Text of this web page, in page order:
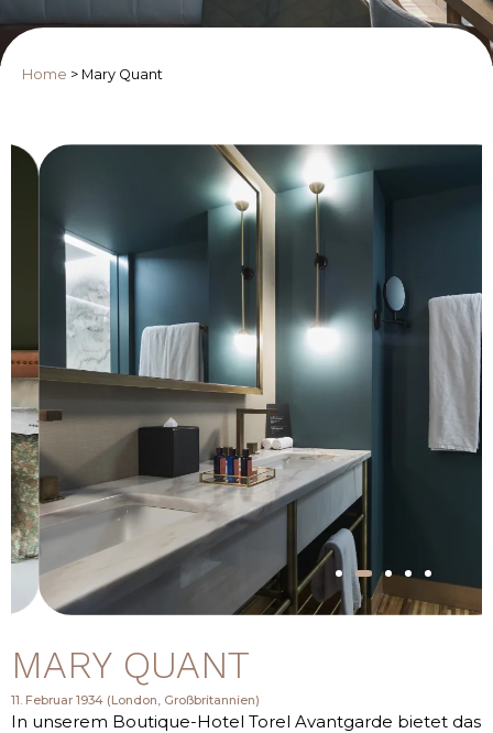
Home > Mary Quant
MARY QUANT
11. Februar 1934 (London, Großbritannien)
In unserem Boutique-Hotel Torel Avantgarde bietet das